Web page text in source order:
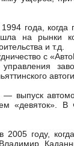
года, когда
на рынки
и т.д.
с
управления
выпуск
«девяток».
году, когда
Владимир